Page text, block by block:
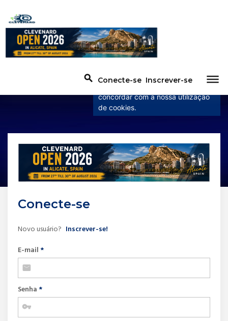
dehaze
search Conecte-se Inscrever-se
Conecte-se
Novo usuário? Inscrever-se!
E-mail *
Senha *
Este site usa cookies
melhorar a experiência do usuário.
Ao utilizar o nosso website está a
concordar com a nossa utilização
de cookies.